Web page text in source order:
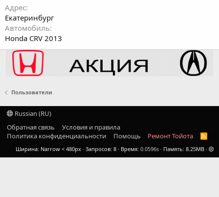
Адрес
Екатеринбург
Автомобиль
Honda CRV 2013
Пользователи
Russian (RU)
Обратная связь
Условия и правила
Политика конфиденциальности
Помощь Ремонт Тойота
R
S
S
Ширина Запросов 8 Время 0.0596s Память 8.25MB